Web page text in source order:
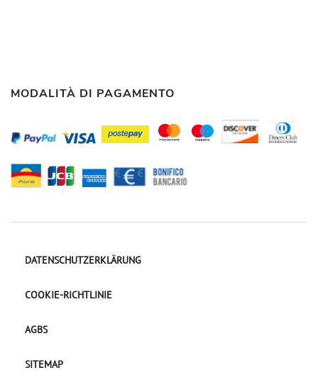
MODALITÀ DI PAGAMENTO
DATENSCHUTZERKLÄRUNG
COOKIE-RICHTLINIE
AGBS
SITEMAP